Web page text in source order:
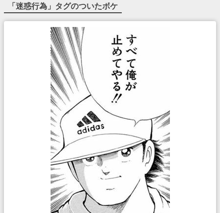
「迷惑行為 」タグのついたボケ